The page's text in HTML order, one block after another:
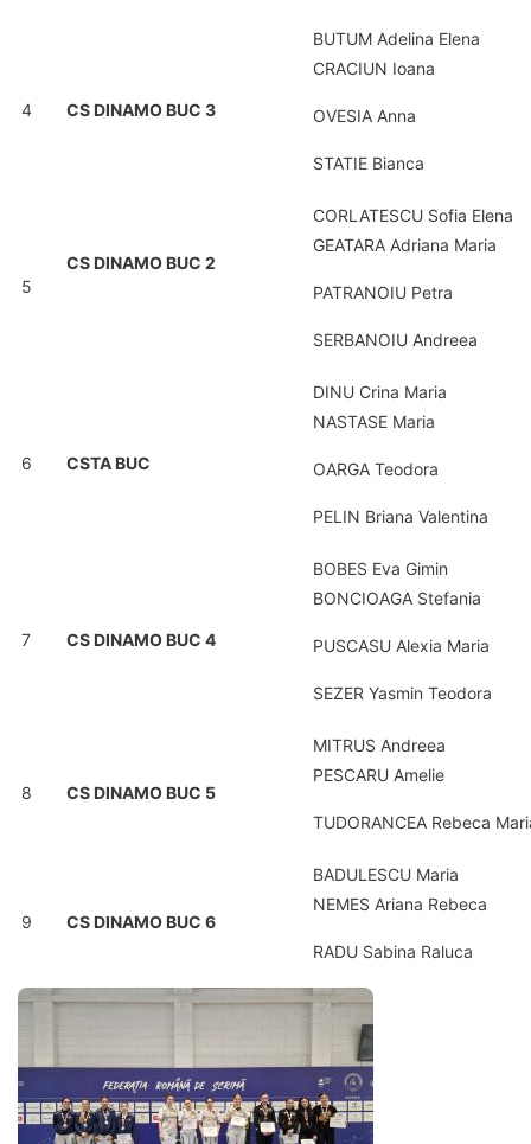
4 CS DINAMO BUC 3
BUTUM Adelina Elena
CRACIUN Ioana
OVESIA Anna
STATIE Bianca
5
CS DINAMO BUC 2
CORLATESCU Sofia Elena
GEATARA Adriana Maria
PATRANOIU Petra
SERBANOIU Andreea
6 CSTA BUC
DINU Crina Maria
NASTASE Maria
OARGA Teodora
PELIN Briana Valentina
7 CS DINAMO BUC 4
BOBES Eva Gimin
BONCIOAGA Stefania
PUSCASU Alexia Maria
SEZER Yasmin Teodora
8 CS DINAMO BUC 5
MITRUS Andreea
PESCARU Amelie
TUDORANCEA Rebeca
9 CS DINAMO BUC 6
BADULESCU Maria
NEMES Ariana Rebeca
RADU Sabina Raluca